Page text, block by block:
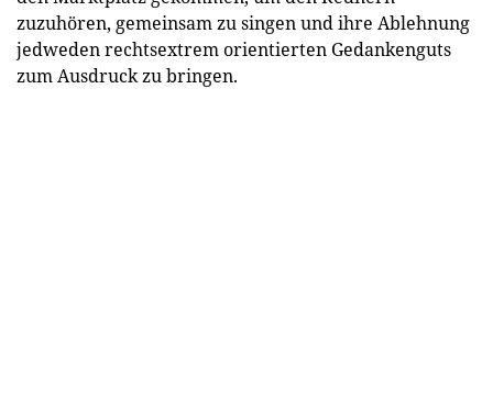
zuzuhören, gemeinsam zu singen und ihre Ablehnung
jedweden rechtsextrem orientierten Gedankenguts
zum Ausdruck zu bringen.